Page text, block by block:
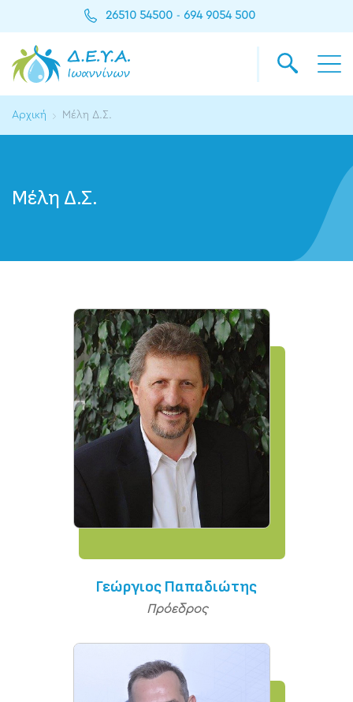
26510 54500 - 694 9054 500
Αρχική Μέλη Δ.Σ.
Μέλη Δ.Σ.
Γεώργιος Παπαδιώτης
Πρόεδρος